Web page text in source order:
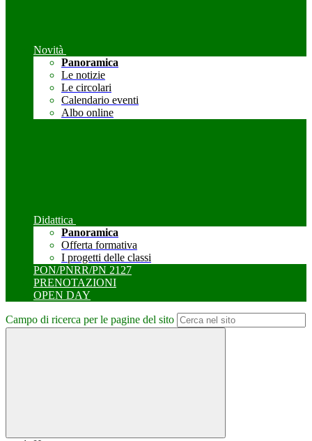
Novità
Panoramica
Le notizie
Le circolari
Calendario eventi
Albo online
Didattica
Panoramica
Offerta formativa
I progetti delle classi
PON/PNRR/PN 2127
PRENOTAZIONI
OPEN DAY
Campo di ricerca per le pagine del sito